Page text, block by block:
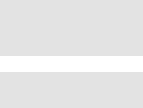
Intestin irritable :